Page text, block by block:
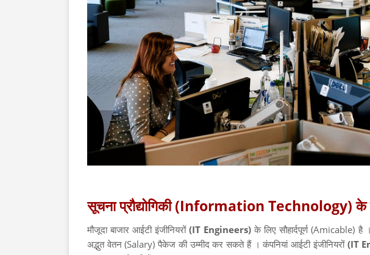
सूचना प्रौद्योगिकी (Information Technology) के
मौजूदा बाजार आईटी इंजीनियरों(IT Engineers)के लिए सौहार्दपूर्ण (Amicable)
अद्भुत वेतन (Salary) पैकेज की उम्मीद कर सकते हैं । कंपनियां आईटी इंजीनियरों(IT